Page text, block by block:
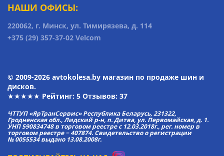
НАШИ ОФИСЫ:
220062, г. Минск, ул. Тимирязева, д. 114
+375 (29) 357-37-02 Velcom
© 2009-2026 avtokolesa.by магазин по продаже шин и
дисков.
★★★★★ Рейтинг: 5 Отзывов: 37
ЧТТУП «ЯрТранСервис» Республика Беларусь, 231322,
Гродненская обл., Лидский р-н, п. Дитва, ул. Первомайская, д. 1.
УНП 590834748 в торговом реестре с 12.03.2018г., рег. номер в
торговом реестре − 407874. Свидетельство о регистрации
№ 0055534 выдано 13.08.2008г.